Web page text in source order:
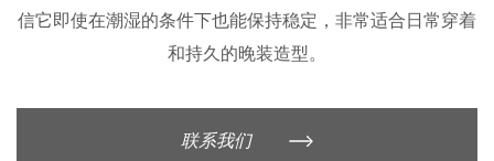
信它即使在潮湿的条件下也能保持稳定，非常适合日常穿着
和持久的晚装造型。
采用高色素配方精制而成，可为您的睫毛线带来大胆、充满
联系我们